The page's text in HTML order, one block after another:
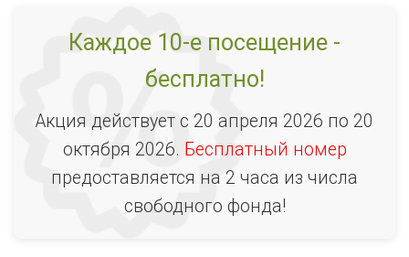
Каждое 10-е посещение -
бесплатно!
Акция действует с 20 апреля 2026 по 20
октября 2026. Бесплатный номер
предоставляется на 2 часа из числа
свободного фонда!